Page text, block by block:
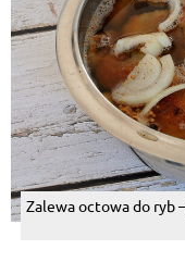
Zalewa octowa do ryb